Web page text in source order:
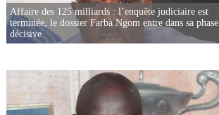
Affaire des 125 milliards : l’enquête judiciaire est
terminée, le dossier Farba Ngom entre dans sa phase
décisive